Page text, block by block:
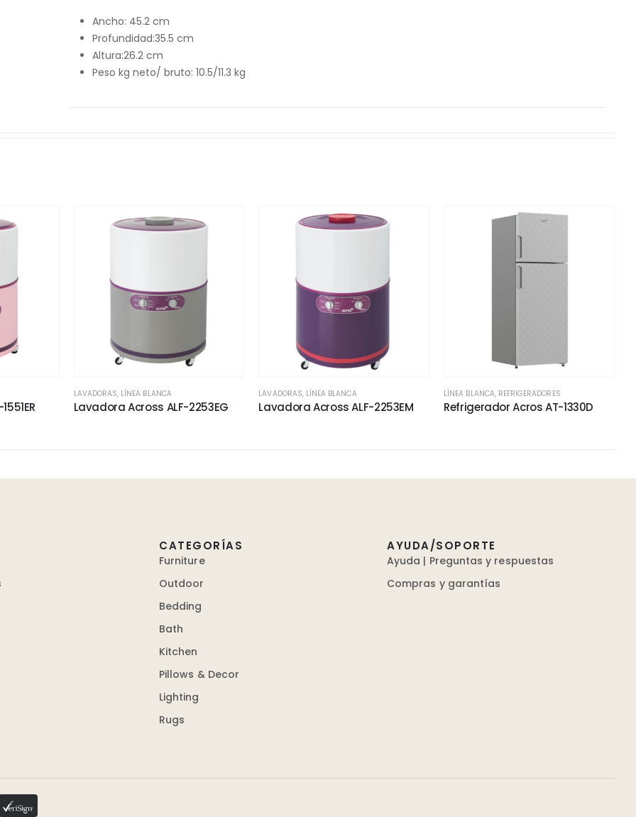
Ancho: 45.2 cm
Profundidad:35.5 cm
Altura:26.2 cm
Peso kg neto/ bruto: 10.5/11.3 kg
LAVADORAS, LÍNEA BLANCA
Lavadora Across ALF-2253EG
LAVADORAS, LÍNEA BLANCA
Lavadora Across ALF-2253EM
LÍNEA BLANCA, REFRIGERADORES
Refrigerador Acros AT-1330D
CATEGORÍAS
Furniture
Outdoor
Bedding
Bath
Kitchen
Pillows & Decor
Lighting
Rugs
AYUDA/SOPORTE
Ayuda | Preguntas y respuestas
Compras y garantías